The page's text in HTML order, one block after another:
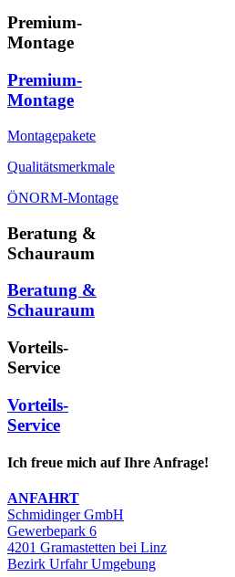
Premium-
Montage
Premium-
Montage
Montagepakete
Qualitätsmerkmale
ÖNORM-Montage
Beratung &
Schauraum
Beratung &
Schauraum
Vorteils-
Service
Vorteils-
Service
Ich freue mich auf Ihre Anfrage!
ANFAHRT
Schmidinger GmbH
Gewerbepark 6
4201 Gramastetten bei Linz
Bezirk Urfahr Umgebung